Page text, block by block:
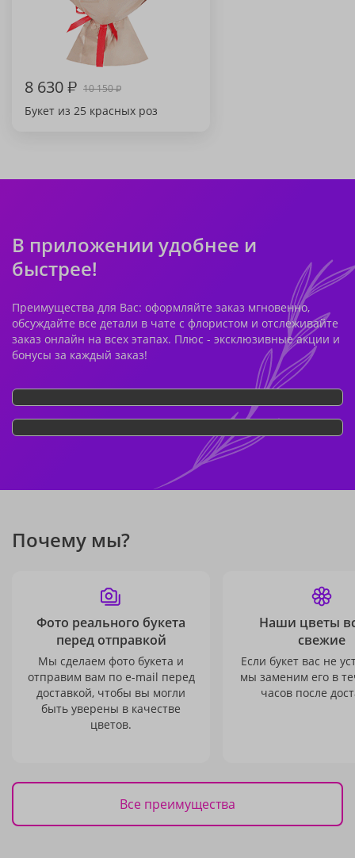
8 630₽ 10 150₽
Букет из 25 красных роз
В приложении удобнее и
быстрее!
Преимущества для Вас: оформляйте заказ мгновенно,
обсуждайте все детали в чате с флористом и отслеживайте
заказ онлайн на всех этапах. Плюс - эксклюзивные акции и
бонусы за каждый заказ!
Почему мы?
Фото реального букета
перед отправкой
Мы сделаем фото букета и
отправим вам по e-mail перед
доставкой, чтобы вы могли
быть уверены в качестве
цветов.
Наши цветы
свежие
Если букет вас не
мы заменим его в
часов после
Все преимущества